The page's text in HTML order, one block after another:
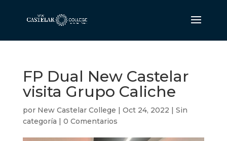
FP Dual New Castelar
visita Grupo Caliche
por New Castelar College | Oct 24, 2022 | Sin
categoría | 0 Comentarios